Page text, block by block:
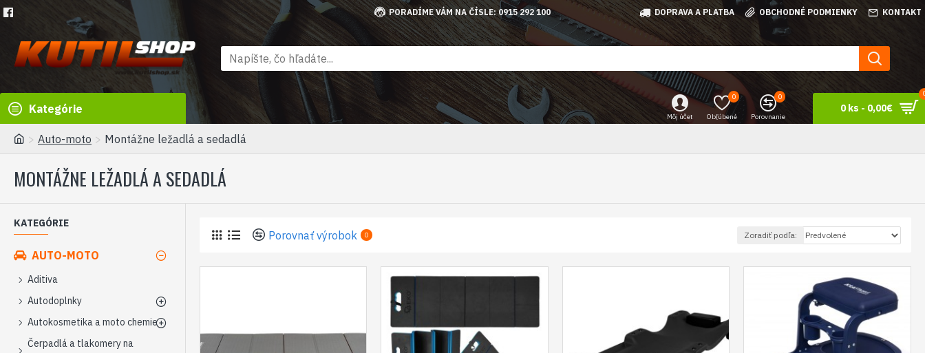
PORADÍME VÁM NA ČÍSLE: 0915 292 100 DOPRAVA A PLATBA OBCHODNÉ PODMIENKY KONTAKT
Kategórie
Môj účet Obľúbené
0
Porovnanie
0
0 ks - 0,00€
Auto-moto Montážne ležadlá a sedadlá
MONTÁŽNE LEŽADLÁ A SEDADLÁ
KATEGÓRIE
AUTO-MOTO
Aditiva
Autodoplnky
Autokosmetika a moto chemie
Čerpadlá a tlakomery na
Porovnať výrobok 0 Zoradiť podľa: